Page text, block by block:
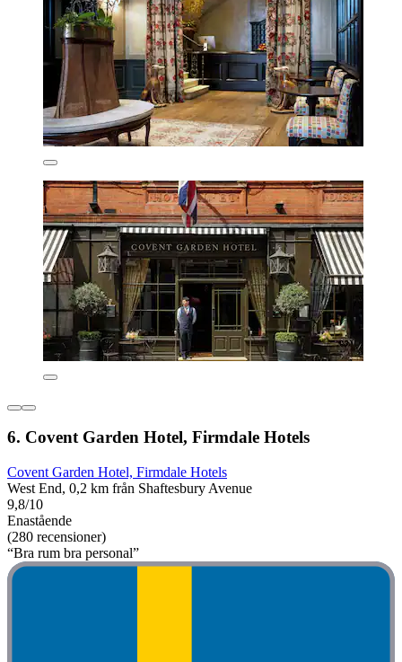
6. Covent Garden Hotel, Firmdale Hotels
Covent Garden Hotel, Firmdale Hotels
West End, 0,2 km från Shaftesbury Avenue
9,8/10
Enastående
(280 recensioner)
“Bra rum bra personal”